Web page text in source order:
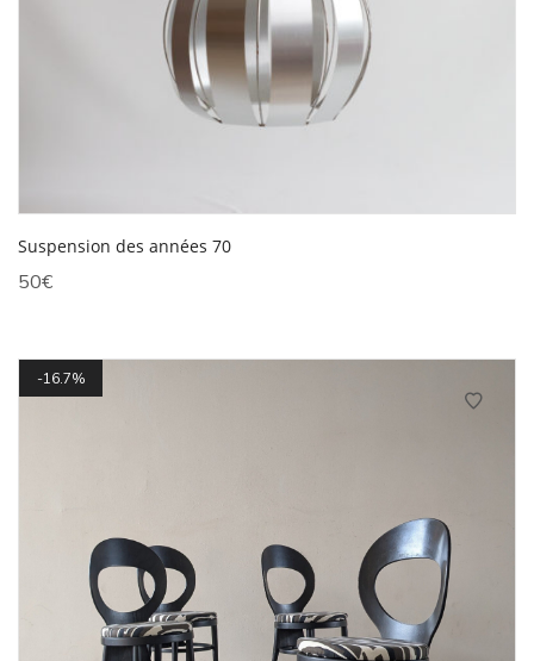
Suspension des années 70
50€
16.7%